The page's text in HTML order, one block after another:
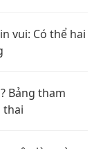
vui: Có thể hai
Bảng tham
thai